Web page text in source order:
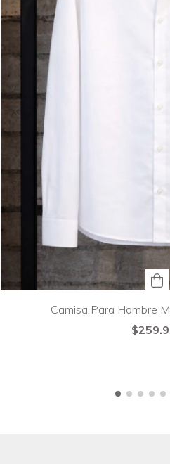
Camisa Para Hombre